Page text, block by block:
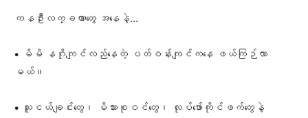
ကနဦးလက္ခဏာတွေ အနေနဲ့…
• မိမိ နဂိုကျင်လည်နေတဲ့ ပတ်ဝန်းကျင်ကနေ ဖယ်ကြဉ်လာ
မယ်။
• သူငယ်ချင်းတွေ၊ မိသားစုဝင်တွေ၊ လုပ်ဖော်ကိုင်ဖက်တွေနဲ့